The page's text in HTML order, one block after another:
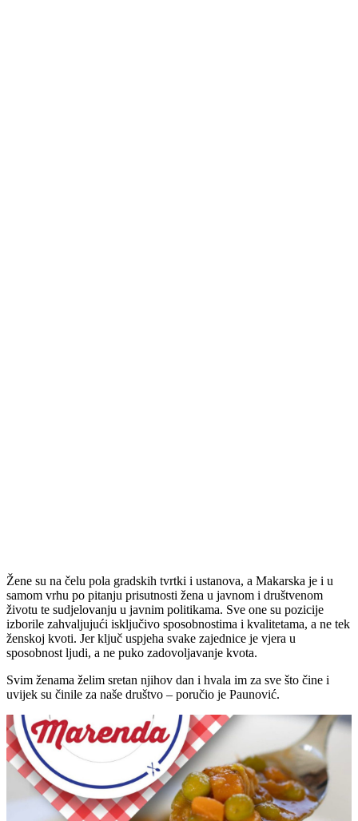
Žene su na čelu pola gradskih tvrtki i ustanova, a Makarska je i u
samom vrhu po pitanju prisutnosti žena u javnom i društvenom
životu te sudjelovanju u javnim politikama. Sve one su pozicije
izborile zahvaljujući isključivo sposobnostima i kvalitetama, a ne tek
ženskoj kvoti. Jer ključ uspjeha svake zajednice je vjera u
sposobnost ljudi, a ne puko zadovoljavanje kvota.
Svim ženama želim sretan njihov dan i hvala im za sve što čine i
uvijek su činile za naše društvo – poručio je Paunović.